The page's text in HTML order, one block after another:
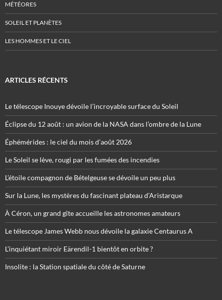
MÉTÉORES
SOLEIL ET PLANÈTES
LES HOMMES ET LE CIEL
ARTICLES RÉCENTS
Le télescope Inouye dévoile l’incroyable surface du Soleil
Éclipse du 12 août : un avion de la NASA dans l’ombre de la Lune
Éphémérides : le ciel du mois d’août 2026
Le Soleil se lève, rougi par les fumées des incendies
L’étoile compagnon de Bételgeuse se dévoile un peu plus
Sur la Lune, les mystères du fascinant plateau d’Aristarque
À Céron, un grand gîte accueille les astronomes amateurs
Le télescope James Webb nous dévoile la galaxie Centaurus A
L’inquiétant miroir Eärendil-1 bientôt en orbite ?
Insolite : la Station spatiale du côté de Saturne